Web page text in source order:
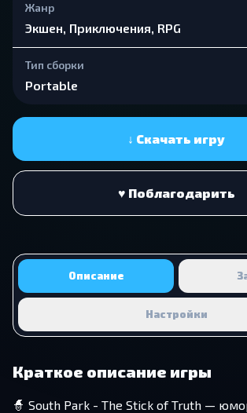
Жанр
Экшен, Приключения, RPG
Тип сборки
Portable
↓ Скачать игру
♥ Поблагодарить
Описание
Настройки
Краткое описание игры
🧙 South Park - The Stick of Truth —